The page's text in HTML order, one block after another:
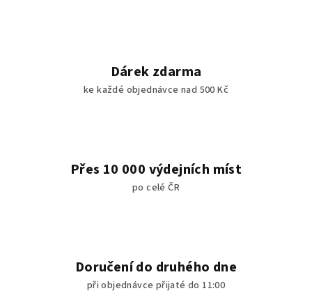
Dárek zdarma
ke každé objednávce nad 500 Kč
Přes 10 000 výdejních míst
po celé ČR
Doručení do druhého dne
při objednávce přijaté do 11:00